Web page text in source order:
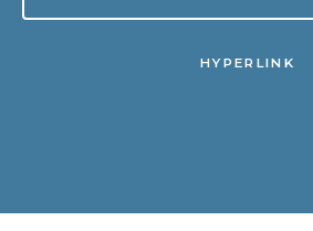
HYPERLINK